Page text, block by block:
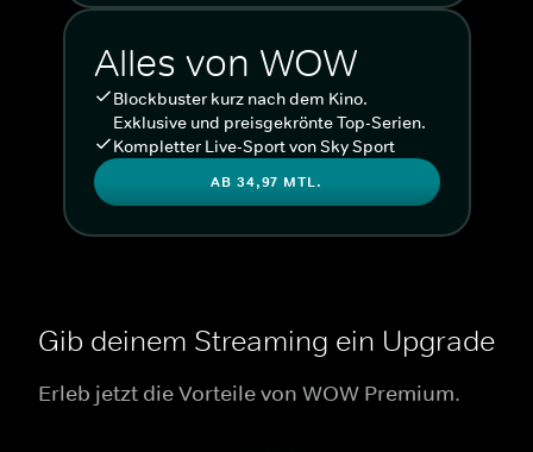
Alles von WOW
Blockbuster kurz nach dem Kino.
Exklusive und preisgekrönte Top-Serien.
Kompletter Live-Sport von Sky Sport
AB 34,97 MTL.
Gib deinem Streaming ein Upgrade
Erleb jetzt die Vorteile von WOW Premium.